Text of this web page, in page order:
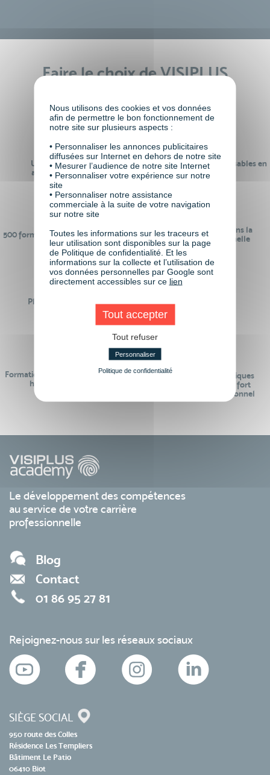
Faire le choix de VISIPLUS
Un réseau de 22 000
anciens participants
100% des formations réalisables en
digital learning
500 formations pour se préparer au
monde de demain
24 ans d'expérience dans la
formation professionnelle
Plus de 50 formations
Des intervenants
Formations réalisables pendant ou
hors temps de travail
Des contenus pédagogiques
« de pointe » et en lien fort
avec le monde professionnel
Le développement des compétences
au service de votre carrière
professionnelle
Blog
Contact
01 86 95 27 81
Rejoignez-nous sur les réseaux sociaux
SIÈGE SOCIAL
950 route des Colles
Résidence Les Templiers
Bâtiment Le Patio
06410 Biot
Nous utilisons des cookies et vos données
afin de permettre le bon fonctionnement de
notre site sur plusieurs aspects :
• Personnaliser les annonces publicitaires
diffusées sur Internet en dehors de notre site
• Mesurer l’audience de notre site Internet
• Personnaliser votre expérience sur notre
site
• Personnaliser notre assistance
commerciale à la suite de votre navigation
sur notre site
Toutes les informations sur les traceurs et
leur utilisation sont disponibles sur la page
de Politique de confidentialité. Et les
informations sur la collecte et l’utilisation de
vos données personnelles par Google sont
directement accessibles sur ce lien
Tout accepter
Tout refuser
Personnaliser
Politique de confidentialité